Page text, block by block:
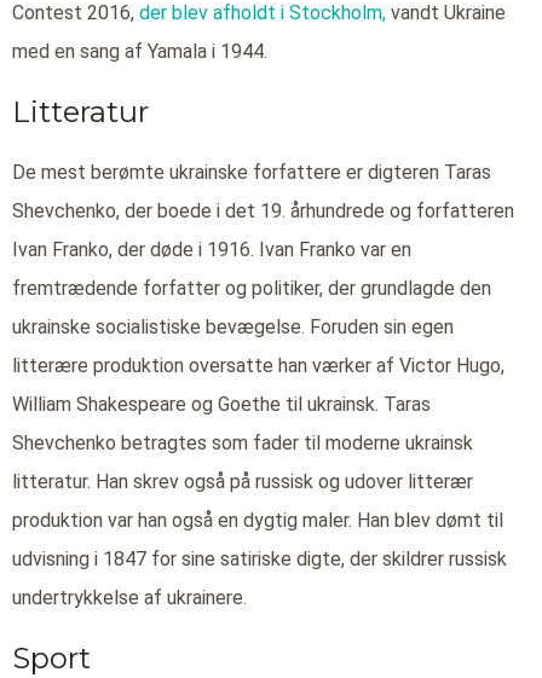
Contest 2016, der blev afholdt i Stockholm, vandt Ukraine
med en sang af Yamala i 1944.
Litteratur
De mest berømte ukrainske forfattere er digteren Taras
Shevchenko, der boede i det 19. århundrede og forfatteren
Ivan Franko, der døde i 1916. Ivan Franko var en
fremtrædende forfatter og politiker, der grundlagde den
ukrainske socialistiske bevægelse. Foruden sin egen
litterære produktion oversatte han værker af Victor Hugo,
William Shakespeare og Goethe til ukrainsk. Taras
Shevchenko betragtes som fader til moderne ukrainsk
litteratur. Han skrev også på russisk og udover litterær
produktion var han også en dygtig maler. Han blev dømt til
udvisning i 1847 for sine satiriske digte, der skildrer russisk
undertrykkelse af ukrainere.
Sport